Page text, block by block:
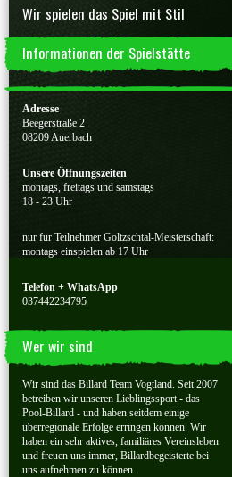
Wir spielen das Spiel mit Stil
Informationen der Spielstätte
Adresse
Beegerstraße 2
08209 Auerbach
Unsere Öffnungszeiten
montags, freitags und samstags
18 - 23 Uhr
nur für Teilnehmer Göltzschtal-Meisterschaft:
montags einspielen ab 17 Uhr
Telefon + WhatsApp
037442234795
Wer wir sind
Wir sind das Billard Team Vogtland. Seit 2007
betreiben wir unseren Lieblingssport - das
Pool-Billard - und haben seitdem einige
überregionale Erfolge erringen können. Wir
haben ein sehr aktives, familiäres Vereinsleben
und freuen uns immer, Billardbegeisterte bei
uns aufnehmen zu können.